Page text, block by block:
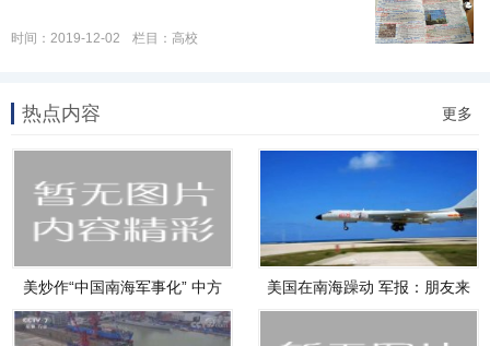
时间：2019-12-02 栏目： 高校
热点内容 更多
美炒作“中国南海军事化” 中方
美国在南海躁动 军报：朋友来